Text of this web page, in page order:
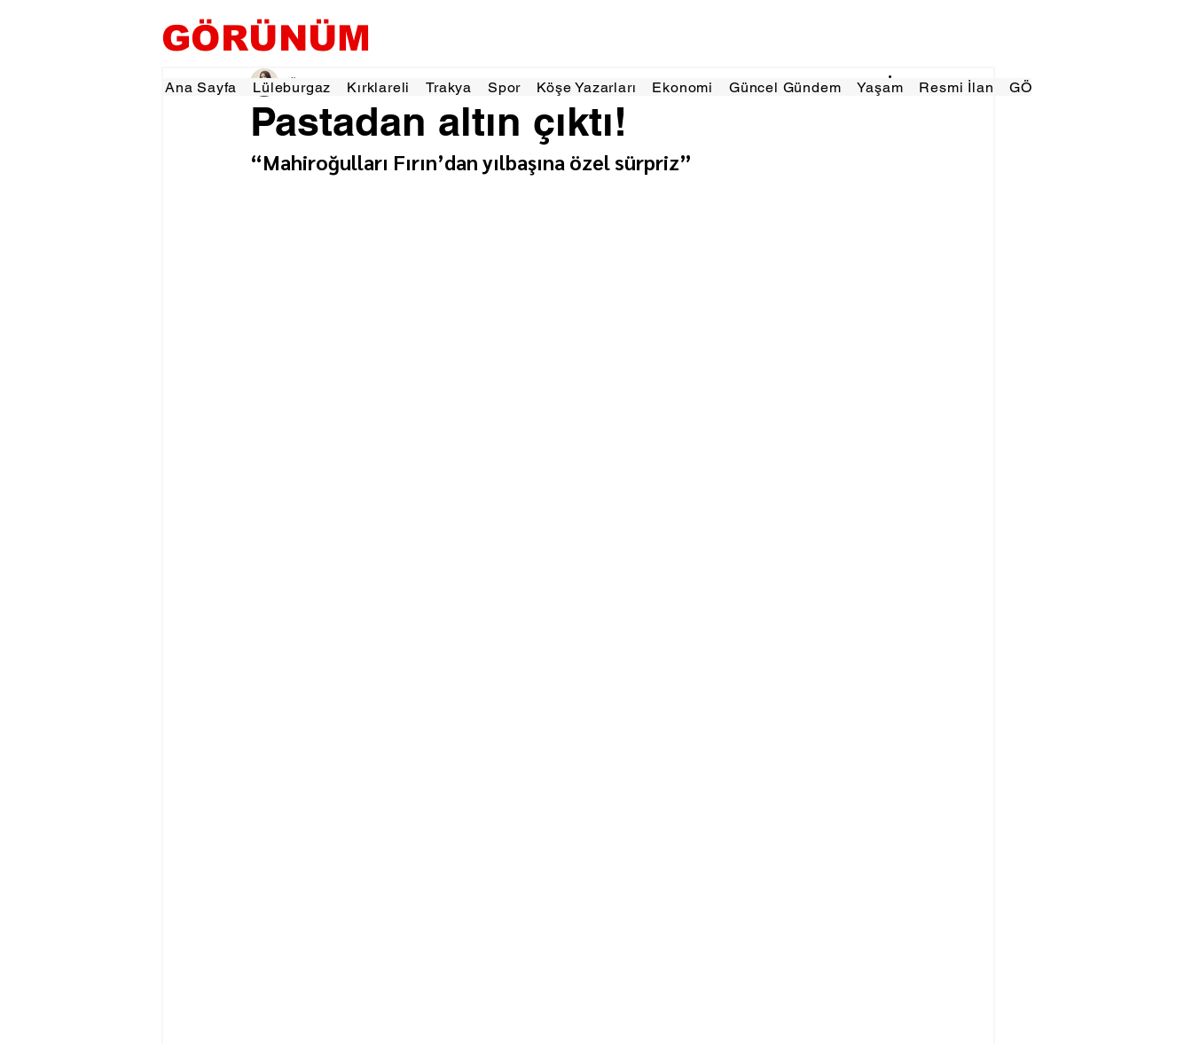
GÖRÜNÜM
Ana Sayfa Lüleburgaz Kırklareli Trakya Spor Köşe Yazarları Ekonomi Güncel Gündem Yaşam Resmi İlan GÖRÜNÜMTV
Pastadan altın çıktı!
Özlem KARAKOYUN 2 Oca1 dakikada okunur
“Mahiroğulları Fırın’dan yılbaşına özel sürpriz”